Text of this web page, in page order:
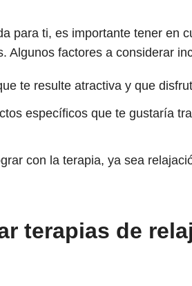
para ti, es importante tener en
Algunos factores a considerar
te resulte atractiva y que
específicos que te gustaría
con la terapia, ya sea
terapias de